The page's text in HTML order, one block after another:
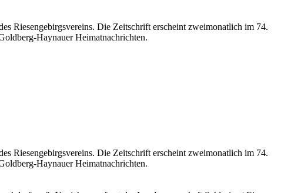
Riesengebirgsvereins. Die Zeitschrift erscheint zweimonatlich im 74.
Haynauer Heimatnachrichten.
Rie­sen­ge­birgs­ver­eins. Die Zeit­schrift erscheint zwei­mo­nat­lich im 74.
Hay­nau­er Heimatnachrichten.